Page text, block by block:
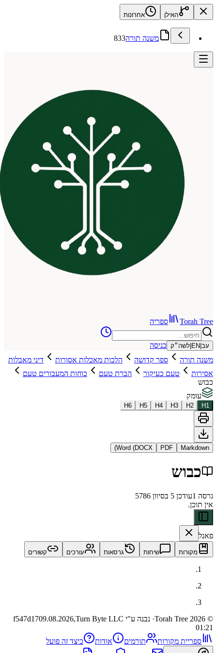
האילן אחרונות
משנה תורה833
ספריה
כניסה
ספר קדושה הלכות מאכלות אסורות
דיני מאבלות
טעם כעיקור
הברת טעם כוחות המעבורים טעם
H3
H4
H5
H6
PDF
Word (DOCX)
5 בסיוון 5786
שיחות גרסאות עורכים קשורים
· נבנה ע"י Turn Byte LLC f547d1709.08.2026,
מקורות תורמים אודות כיצד זה פועל